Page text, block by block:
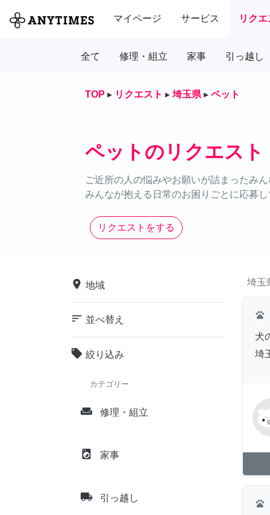
マイページ サービス リク
全て 修理・組立 家事 引っ越し
TOP ▸ リクエスト ▸ 埼玉県 ▸ ペット
ペットのリクエスト
ご近所の人の悩みやお願いが詰まったみ
みんなが抱える日常のお困りごとに応募
リクエストをする
place 地域
sort 並べ替え
local_offer 絞り込み
カテゴリー
weekend 修理・組立
local_laundry_service 家事
local_shipping 引っ越し
埼玉
pets
犬
埼
pets